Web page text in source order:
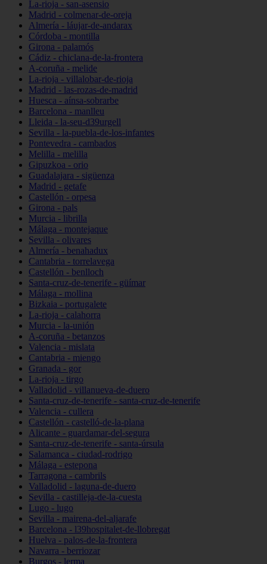
La-rioja - san-asensio
Madrid - colmenar-de-oreja
Almería - láujar-de-andarax
Córdoba - montilla
Girona - palamós
Cádiz - chiclana-de-la-frontera
A-coruña - melide
La-rioja - villalobar-de-rioja
Madrid - las-rozas-de-madrid
Huesca - aínsa-sobrarbe
Barcelona - manlleu
Lleida - la-seu-d39urgell
Sevilla - la-puebla-de-los-infantes
Pontevedra - cambados
Melilla - melilla
Gipuzkoa - orio
Guadalajara - sigüenza
Madrid - getafe
Castellón - orpesa
Girona - pals
Murcia - librilla
Málaga - montejaque
Sevilla - olivares
Almería - benahadux
Cantabria - torrelavega
Castellón - benlloch
Santa-cruz-de-tenerife - güímar
Málaga - mollina
Bizkaia - portugalete
La-rioja - calahorra
Murcia - la-unión
A-coruña - betanzos
Valencia - mislata
Cantabria - miengo
Granada - gor
La-rioja - tirgo
Valladolid - villanueva-de-duero
Santa-cruz-de-tenerife - santa-cruz-de-tenerife
Valencia - cullera
Castellón - castelló-de-la-plana
Alicante - guardamar-del-segura
Santa-cruz-de-tenerife - santa-úrsula
Salamanca - ciudad-rodrigo
Málaga - estepona
Tarragona - cambrils
Valladolid - laguna-de-duero
Sevilla - castilleja-de-la-cuesta
Lugo - lugo
Sevilla - mairena-del-aljarafe
Barcelona - l39hospitalet-de-llobregat
Huelva - palos-de-la-frontera
Navarra - berriozar
Burgos - lerma